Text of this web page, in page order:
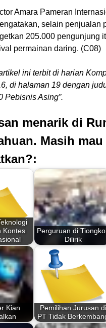
Amara Pameran
selain penjualan
205.000 pengunjung
permainan daring. (C08)
ini terbit di harian
di halaman 19 dengan
Pebisnis Asing”.
menarik di
Masih mau
Kontes
Perguruan di
Dilirik
Kian
Pemilihan Jurusan di
PT Tidak